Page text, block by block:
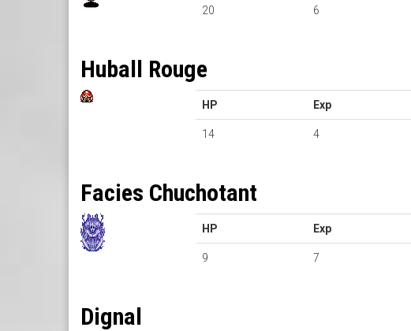
20 6
Huball Rouge
HP Exp
14 4
Facies Chuchotant
HP Exp
9 7
Dignal